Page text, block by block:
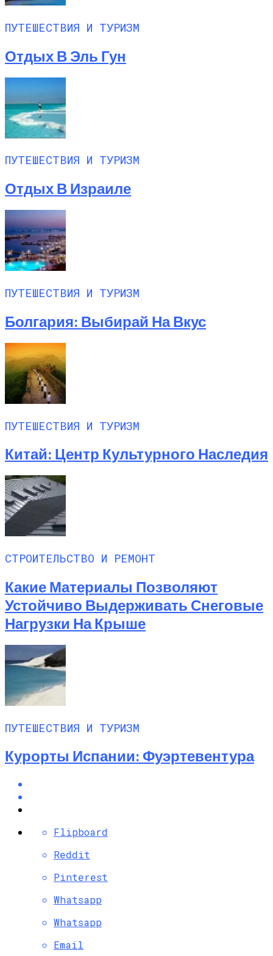
ПУТЕШЕСТВИЯ И ТУРИЗМ
Отдых В Эль Гун
ПУТЕШЕСТВИЯ И ТУРИЗМ
Отдых В Израиле
ПУТЕШЕСТВИЯ И ТУРИЗМ
Болгария: Выбирай На Вкус
ПУТЕШЕСТВИЯ И ТУРИЗМ
Китай: Центр Культурного Наследия
СТРОИТЕЛЬСТВО И РЕМОНТ
Какие Материалы Позволяют
Устойчиво Выдерживать Снеговые
Нагрузки На Крыше
ПУТЕШЕСТВИЯ И ТУРИЗМ
Курорты Испании: Фуэртевентура
Flipboard
Reddit
Pinterest
Whatsapp
Whatsapp
Email